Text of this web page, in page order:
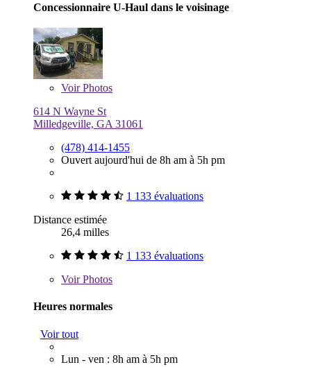
Concessionnaire U-Haul dans le voisinage
VoirPhotos
614 N Wayne St
Milledgeville, GA 31061
(478) 414-1455
Ouvert aujourd'hui de 8h am à 5h pm
1 133 évaluations
Distance estimée
26,4 milles
1 133 évaluations
VoirPhotos
Heures normales
Voir tout
Lun - ven : 8h am à 5h pm